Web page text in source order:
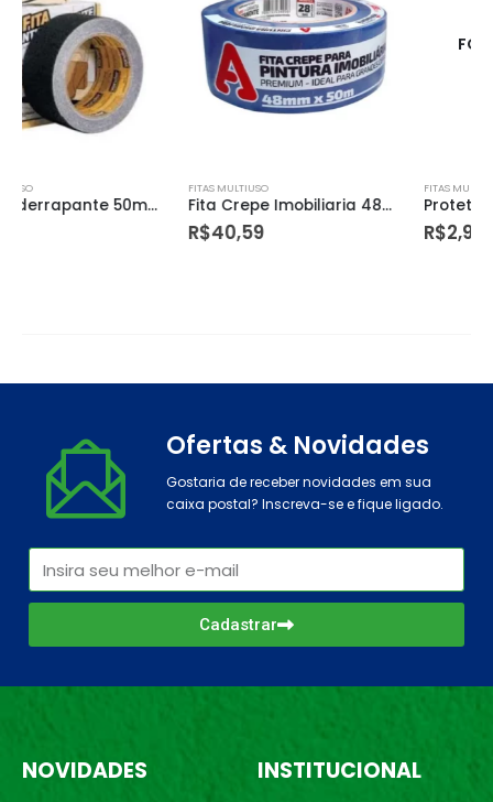
FITAS MULTIUSO
Fita Crepe Imobiliaria 48mmx50m Azul 527s Adere
FORA DE ESTOQUE
FITAS MULTIUSO
Protetor Autoadesivo Preto 45mm – 1916
R$
Ofertas & Novidades
Gostaria de receber novidades em sua
caixa postal? Inscreva-se e fique ligado.
Cadastrar
NOVIDADES INSTITUCIONAL